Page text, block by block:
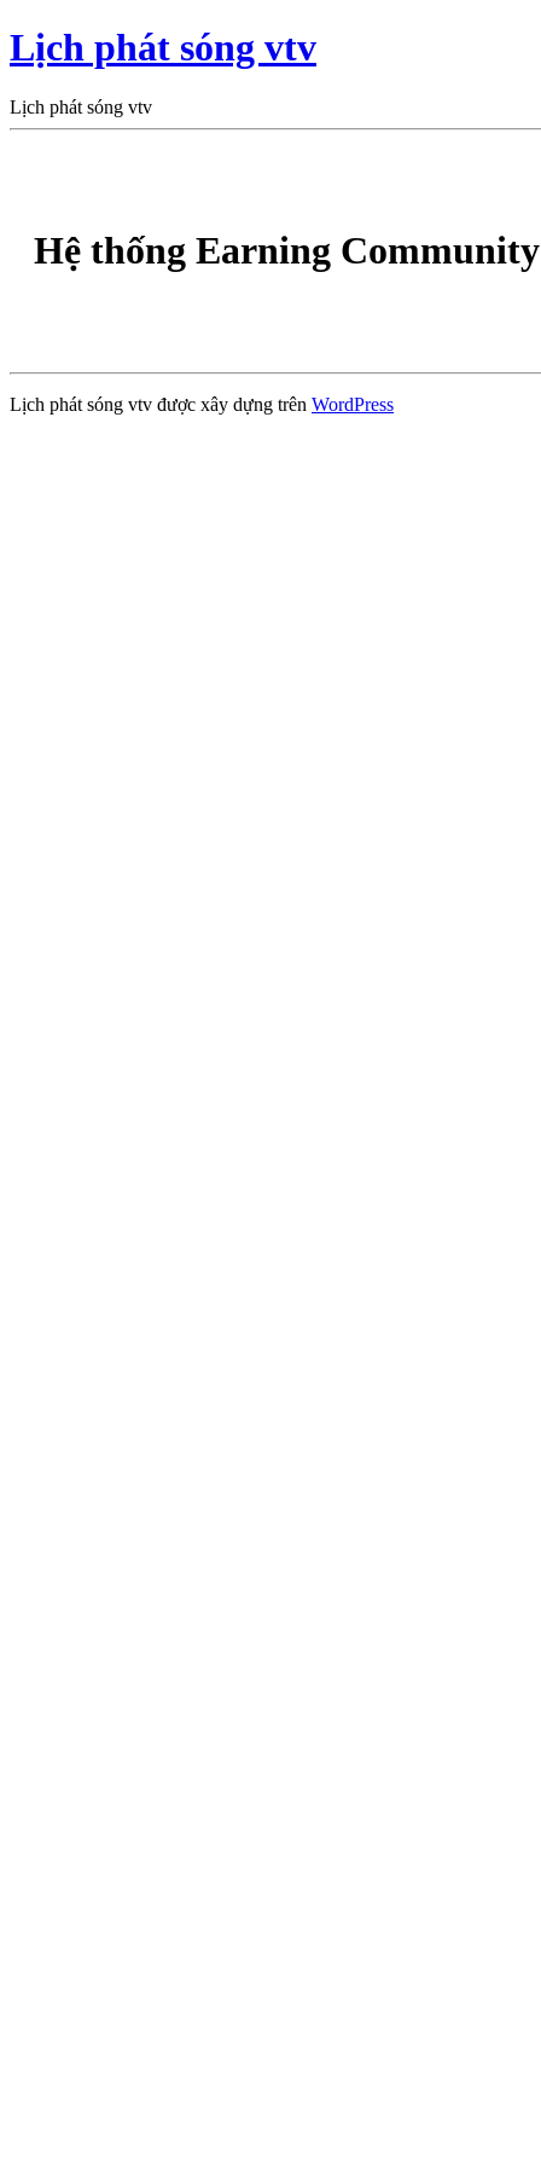
Lịch phát sóng vtv
Lịch phát sóng vtv
Hệ thống Earning
Lịch phát sóng vtv được xây dựng trên WordPress